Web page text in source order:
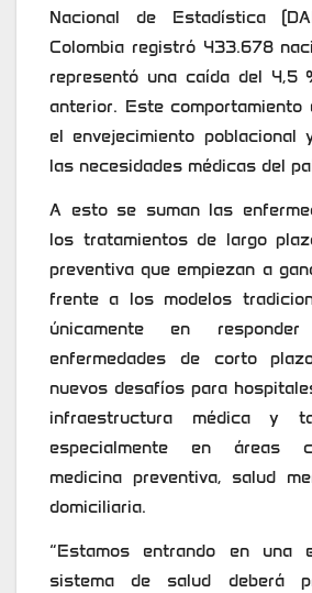
Nacional de Estadística
Colombia registró 433.678
representó una caída del 4,5
anterior. Este comportamiento
el envejecimiento poblacional
las necesidades médicas del
A esto se suman las
los tratamientos de largo
preventiva que empiezan a
frente a los modelos
únicamente en
enfermedades de corto
nuevos desafíos para
infraestructura médica y
especialmente en áreas
medicina preventiva, salud
domiciliaria.
“Estamos entrando en una
sistema de salud deberá